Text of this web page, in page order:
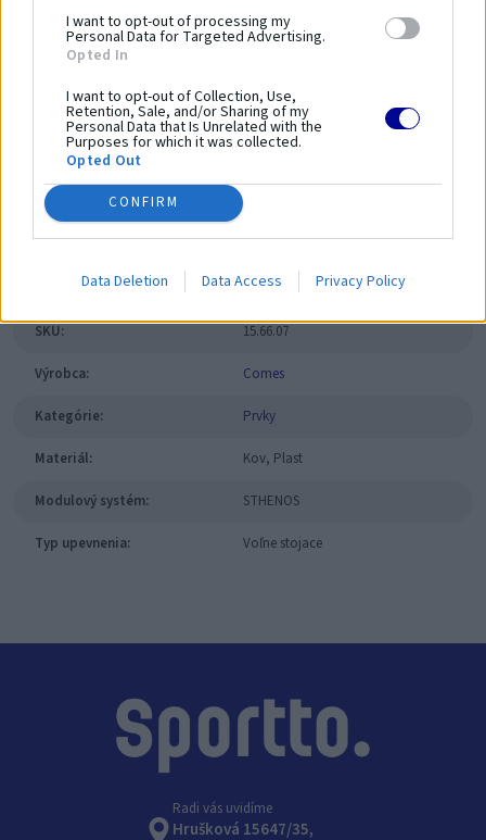
I want to opt-out of processing my
Personal Data for Targeted Advertising.
Opted In
I want to opt-out of Collection, Use,
Retention, Sale, and/or Sharing of my
Personal Data that Is Unrelated with the
Purposes for which it was collected.
Opted Out
CONFIRM
Data Deletion Data Access Privacy Policy
Bezpečnostná norma:
PN-EN 16630:2015-06
Kapacita:
1 osoba
Veková kategória:
Výška voľného pádu:
1850 mm
Dĺžka bezpečnostnej zóny: 4500 mm
Šírka bezpečnostnej zóny:
4500 mm
Plocha bezpečnostnej zóny:-
Obvod bezpečnostnej zóny:
Parametre
SKU: 15.66.07
Výrobca: Comes
Kategórie: Prvky
Materiál: Kov, Plast
Modulový systém: STHENOS
Typ upevnenia: Voľne stojace
Radi vás uvidíme
Hrušková 15647/35,